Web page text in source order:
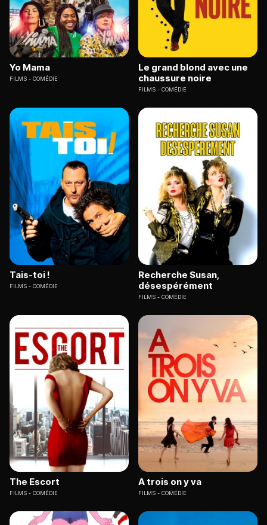
Yo Mama
FILMS COMÉDIE
Le grand blond avec une
chaussure noire
FILMS COMÉDIE
Tais-toi !
FILMS COMÉDIE
Recherche Susan,
désespérément
FILMS COMÉDIE
The Escort
FILMS COMÉDIE
A trois on y va
FILMS COMÉDIE